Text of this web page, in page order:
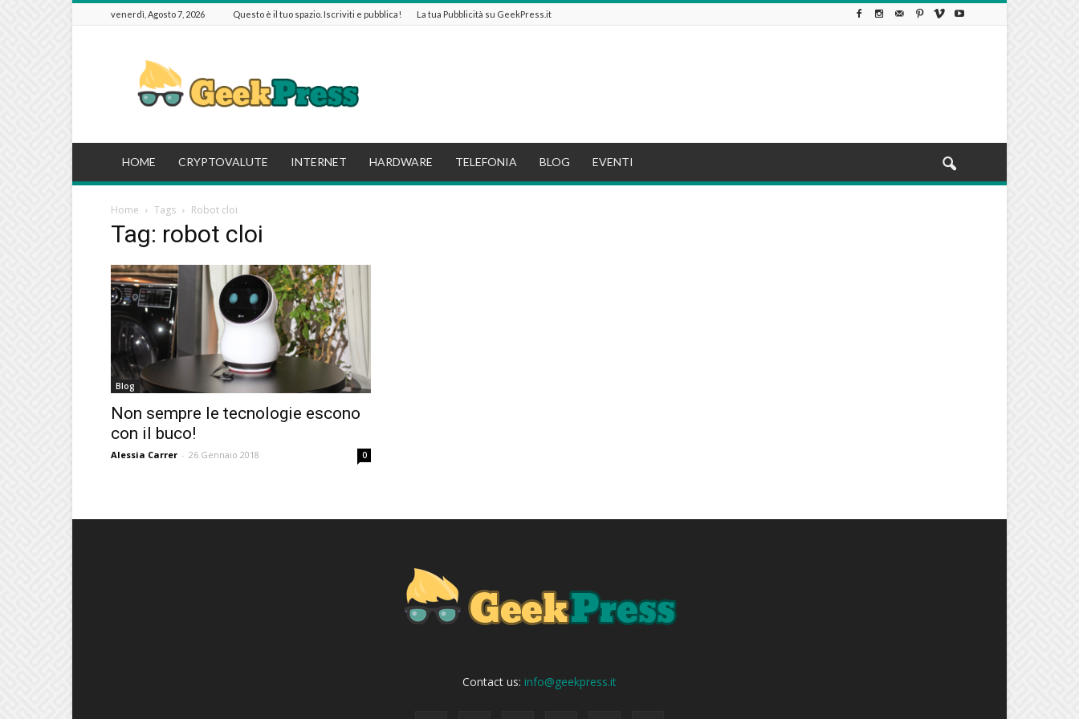
venerdì, Agosto 7, 2026 Questo è il tuo spazio. Iscriviti e pubblica! La tua Pubblicità su GeekPress.it
HOME CRYPTOVALUTE INTERNET HARDWARE TELEFONIA BLOG EVENTI
Home Tags Robot cloi
Tag: robot cloi
Blog
Non sempre le tecnologie escono
con il buco!
Alessia Carrer - 26 Gennaio 2018 0
Contact us: info@geekpress.it